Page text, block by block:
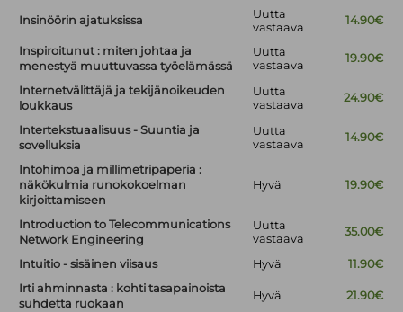
Insinöörin ajatuksissa
Uutta
vastaava
14.90€
Inspiroitunut : miten johtaa ja
menestyä muuttuvassa työelämässä
Uutta
vastaava
19.90€
Internetvälittäjä ja tekijänoikeuden
loukkaus
Uutta
vastaava
24.90€
Intertekstuaalisuus - Suuntia ja
sovelluksia
Uutta
vastaava
14.90€
Intohimoa ja millimetripaperia :
näkökulmia runokokoelman
kirjoittamiseen
Hyvä 19.90€
Introduction to Telecommunications
Network Engineering
Uutta
vastaava
35.00€
Intuitio - sisäinen viisaus Hyvä
11.90€
Irti ahminnasta : kohti tasapainoista
suhdetta ruokaan
Hyvä 21.90€